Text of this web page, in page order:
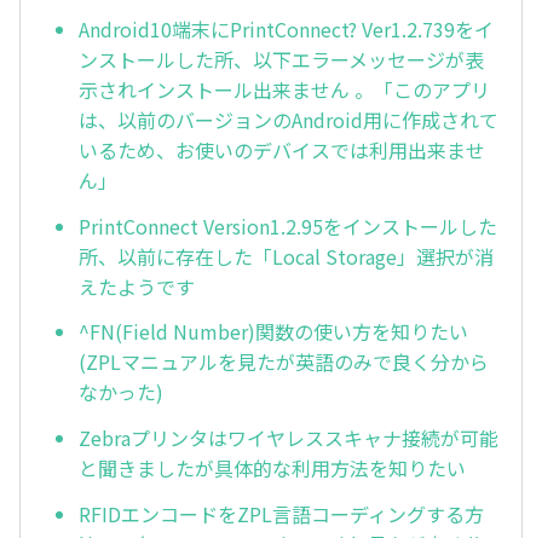
Android10端末にPrintConnect? Ver1.2.739をイ
ンストールした所、以下エラーメッセージが表
示されインストール出来ません 。「このアプリ
は、以前のバージョンのAndroid用に作成されて
いるため、お使いのデバイスでは利用出来ませ
ん」
PrintConnect Version1.2.95をインストールした
所、以前に存在した「Local Storage」選択が消
えたようです
^FN(Field Number)関数の使い方を知りたい
(ZPLマニュアルを見たが英語のみで良く分から
なかった)
Zebraプリンタはワイヤレススキャナ接続が可能
と聞きましたが具体的な利用方法を知りたい
RFIDエンコードをZPL言語コーディングする方